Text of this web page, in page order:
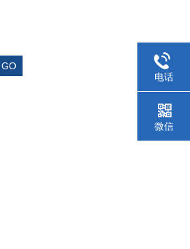
电话
微信